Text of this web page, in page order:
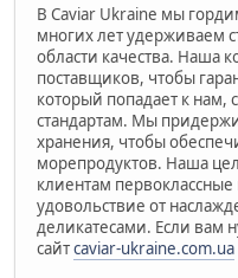
В Caviar Ukraine мы
многих лет удерживаем
области качества. Наша
поставщиков, чтобы
который попадает к нам,
стандартам. Мы
хранения, чтобы
морепродуктов. Наша
клиентам
удовольствие от
деликатесами. Если вам
сайтcaviar-ukraine.com.ua